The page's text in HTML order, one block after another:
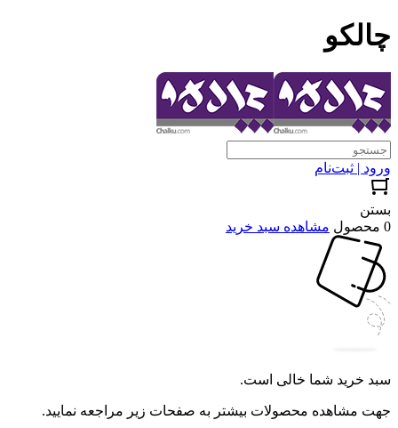
چالکو
ورود | ثبت‌نام
بستن
0 محصول
مشاهده سبد خرید
سبد خرید شما خالی است.
جهت مشاهده محصولات بیشتر به صفحات زیر مراجعه نمایید.